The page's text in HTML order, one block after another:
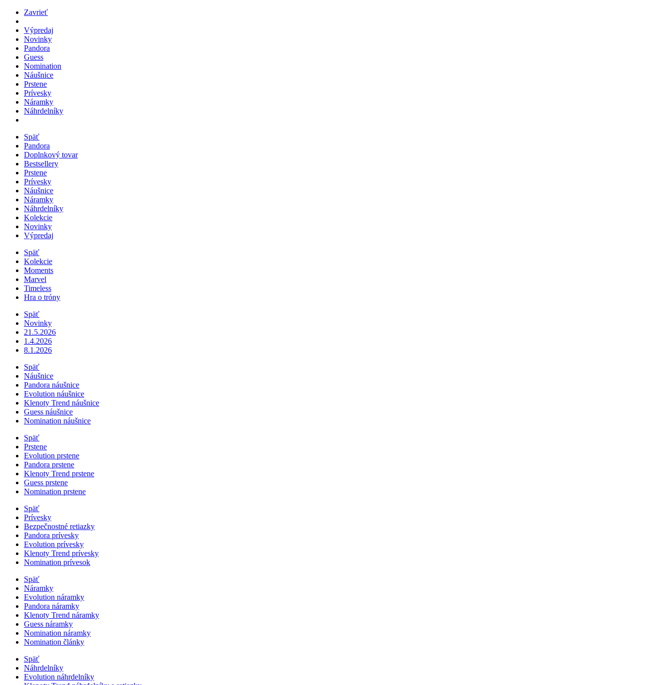
Zavrieť
Výpredaj
Novinky
Pandora
Guess
Nomination
Náušnice
Prstene
Prívesky
Náramky
Náhrdelníky
Späť
Pandora
Doplnkový tovar
Bestsellery
Prstene
Prívesky
Náušnice
Náramky
Náhrdelníky
Kolekcie
Novinky
Výpredaj
Späť
Kolekcie
Moments
Marvel
Timeless
Hra o tróny
Späť
Novinky
21.5.2026
1.4.2026
8.1.2026
Späť
Náušnice
Pandora náušnice
Evolution náušnice
Klenoty Trend náušnice
Guess náušnice
Nomination náušnice
Späť
Prstene
Evolution prstene
Pandora prstene
Klenoty Trend prstene
Guess prstene
Nomination prstene
Späť
Prívesky
Bezpečnostné retiazky
Pandora prívesky
Evolution prívesky
Klenoty Trend prívesky
Nomination prívesok
Späť
Náramky
Evolution náramky
Pandora náramky
Klenoty Trend náramky
Guess náramky
Nomination náramky
Nomination články
Späť
Náhrdelníky
Evolution náhrdelníky